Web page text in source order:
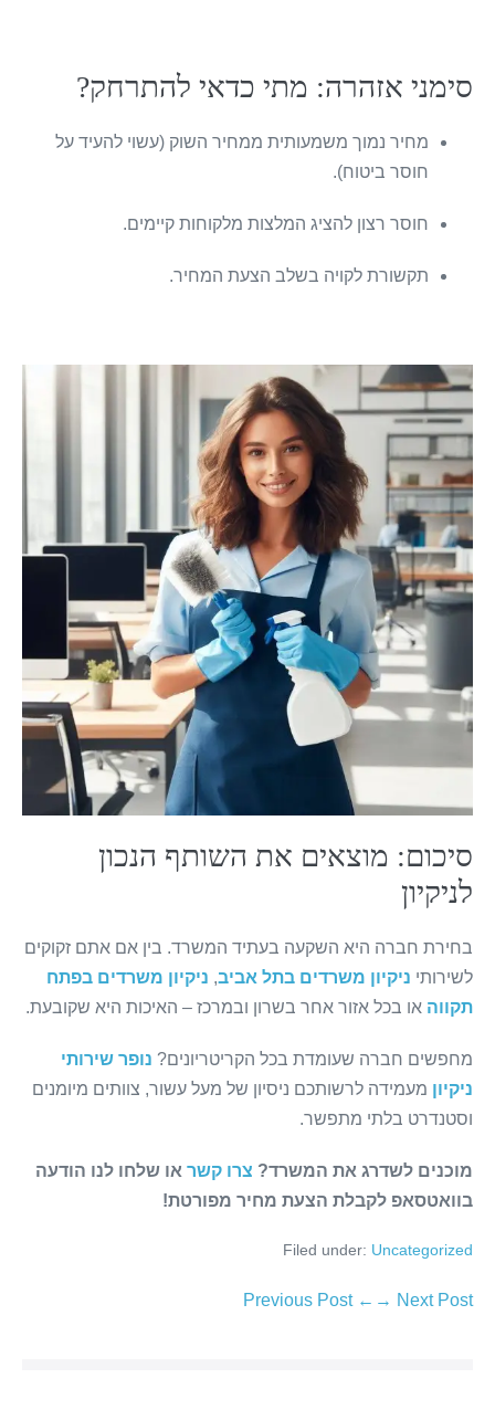
סימני אזהרה: מתי כדאי להתרחק?
מחיר נמוך משמעותית ממחיר השוק (עשוי להעיד על
חוסר ביטוח).
חוסר רצון להציג המלצות מלקוחות קיימים.
תקשורת לקויה בשלב הצעת המחיר.
סיכום: מוצאים את השותף הנכון
לניקיון
בחירת חברה היא השקעה בעתיד המשרד. בין אם אתם זקוקים
לשירותי ניקיון משרדים בתל אביב, ניקיון משרדים בפתח
תקווהאו בכל אזור אחר בשרון ובמרכז – האיכות היא שקובעת.
מחפשים חברה שעומדת בכל הקריטריונים? נופר שירותי
ניקיוןמעמידה לרשותכם ניסיון של מעל עשור, צוותים מיומנים
וסטנדרט בלתי מתפשר.
מוכנים לשדרג את המשרד? צרו קשראו שלחו לנו הודעה
בוואטסאפ לקבלת הצעת מחיר מפורטת!
Filed under: Uncategorized
← Previous Post Next Post →